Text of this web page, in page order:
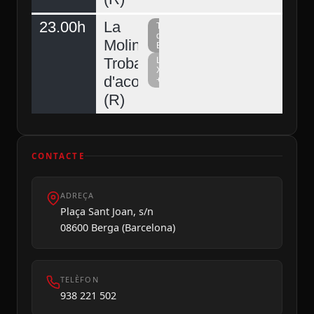
Diumenge 09
23.00h
La
Molina,
Trobada
d'acordionistes
(R)
Televisió
del
Berguedà
La
Xarxa
+
CONTACTE
ADREÇA
Plaça Sant Joan, s/n
08600 Berga (Barcelona)
TELÈFON
938 221 502